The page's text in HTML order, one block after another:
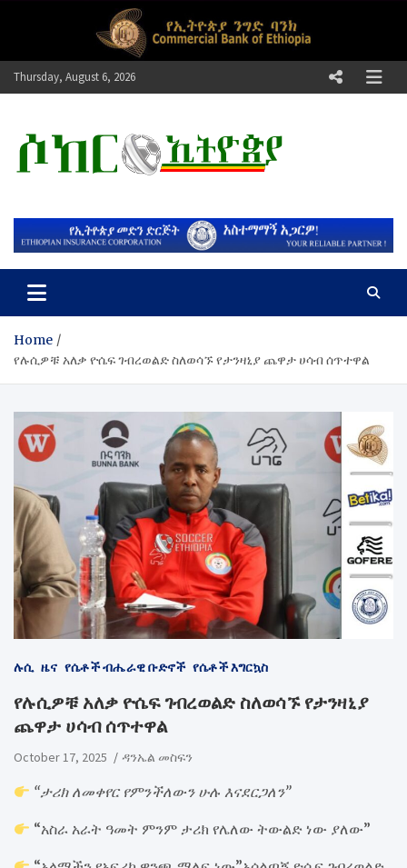
Thursday, August 6, 2026
ሶከር ኢትዮጵያ
Home
የሉሲዎቹ አለቃ ዮሴፍ ገብረወልድ ስለወሳኙ የታንዛኒያ ጨዋታ ሀሳብ ሰጥተዋል
ሉሲ ዜና የሴቶች ብሔራዊ ቡድኖች የሴቶች እግርኳስ
የሉሲዎቹ አለቃ ዮሴፍ ገብረወልድ ስለወሳኙ የታንዛኒያ
ጨዋታ ሀሳብ ሰጥተዋል
October 17, 2025 ዳንኤል መስፍን
“ታሪክ ለመቀየር የምንችለውን ሁሉ እናደርጋለን”
“አስራ አራት ዓመት ምንም ታሪክ የሌለው ትውልድ ነው ያለው”